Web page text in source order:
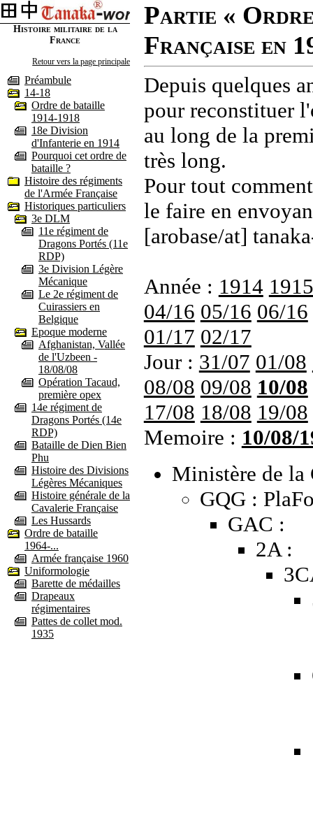
Histoire militaire de la
France
Retour vers la page principale
Préambule
14-18
Ordre de bataille
1914-1918
18e Division
d'Infanterie en 1914
Pourquoi cet ordre de
bataille ?
Histoire des régiments
de l'Armée Française
Historiques particuliers
3e DLM
11e régiment de
Dragons Portés (11e
RDP)
3e Division Légère
Mécanique
Le 2e régiment de
Cuirassiers en
Belgique
Epoque moderne
Afghanistan, Vallée
de l'Uzbeen -
18/08/08
Opération Tacaud,
première opex
14e régiment de
Dragons Portés (14e
RDP)
Bataille de Dien Bien
Phu
Histoire des Divisions
Légères Mécaniques
Histoire générale de la
Cavalerie Française
Les Hussards
Ordre de bataille
1964-...
Armée française 1960
Uniformologie
Barette de médailles
Drapeaux
régimentaires
Pattes de collet mod.
1935
Partie «
Française en
Depuis quelques
pour reconstituer
au long de la
très long.
Pour tout
le faire en
[arobase/at]
Année : 1914 1915
04/16 05/16 06/16
01/17 02/17
Jour : 31/07 01/08
08/08 09/08 10/08
17/08 18/08 19/08
Memoire : 10/08/
Ministère de la
GQG :
GAC :
2A :